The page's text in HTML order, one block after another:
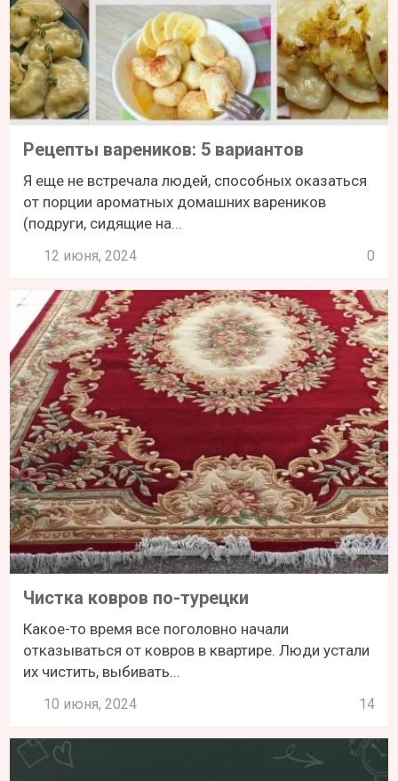
Рецепты вареников: 5 вариантов
Я еще не встречала людей, способных оказаться
от порции ароматных домашних вареников
(подруги, сидящие на...
12 июня, 2024 0
Чистка ковров по-турецки
Какое-то время все поголовно начали
отказываться от ковров в квартире. Люди устали
их чистить, выбивать...
10 июня, 2024 14